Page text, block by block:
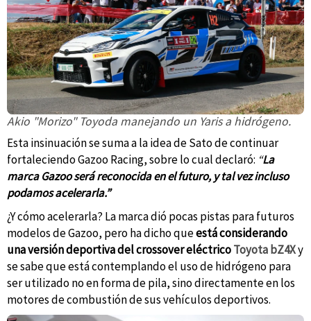
Akio "Morizo" Toyoda manejando un Yaris a hidrógeno.
Esta insinuación se suma a la idea de Sato de continuar
fortaleciendo Gazoo Racing, sobre lo cual declaró: “La
marca Gazoo será reconocida en el futuro, y tal vez incluso
podamos acelerarla.”
¿Y cómo acelerarla? La marca dió pocas pistas para futuros
modelos de Gazoo, pero ha dicho queestá considerando
una versión deportiva del crossover eléctricoToyota bZ4Xy
se sabe que está contemplando el uso de hidrógeno para
ser utilizado no en forma de pila, sino directamente en los
motores de combustión de sus vehículos deportivos.